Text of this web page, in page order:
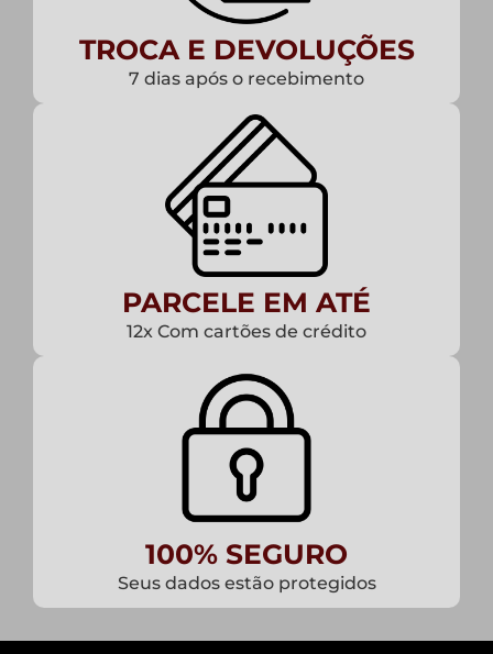
TROCA E DEVOLUÇÕES
7 dias após o recebimento
PARCELE EM ATÉ
12x Com cartões de crédito
100% SEGURO
Seus dados estão protegidos